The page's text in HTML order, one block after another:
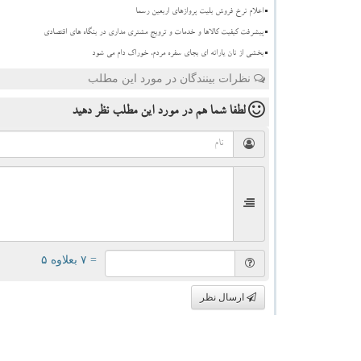
اعلام نرخ فروش بلیت پروازهای اربعین رسما
پیشرفت کیفیت کالاها و خدمات و ترویج مشتری مداری در بنگاه های اقتصادی
بخشی از نان یارانه ای بجای سفره مردم، خوراک دام می شود
نظرات بینندگان در مورد این مطلب
لطفا شما همدر مورد این مطلب نظر دهید
= ۷ بعلاوه ۵
ارسال نظر